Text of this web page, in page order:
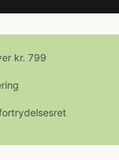
kr. 799